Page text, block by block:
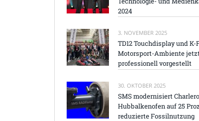
2024
3. NOVEMBER 2025
TD12 Touchdisplay und K-
Motorsport-Ambiente
professionell vorgestellt
30. OKTOBER 2025
SMS modernisiert
Hubbalkenofen auf 25
reduzierte Fossilnutzung